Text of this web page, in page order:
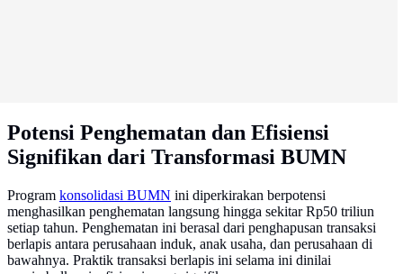
Potensi Penghematan dan Efisiensi
Signifikan dari Transformasi BUMN
Program konsolidasi BUMN ini diperkirakan berpotensi
menghasilkan penghematan langsung hingga sekitar Rp50 triliun
setiap tahun. Penghematan ini berasal dari penghapusan transaksi
berlapis antara perusahaan induk, anak usaha, dan perusahaan di
bawahnya. Praktik transaksi berlapis ini selama ini dinilai